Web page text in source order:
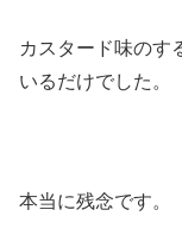
カスタード味のす
いるだけでした。
本当に残念です。